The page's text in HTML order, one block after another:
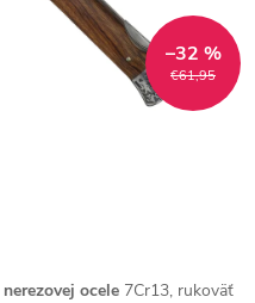
€61,95
–32 %
nerezovej ocele 7Cr13, rukoväť